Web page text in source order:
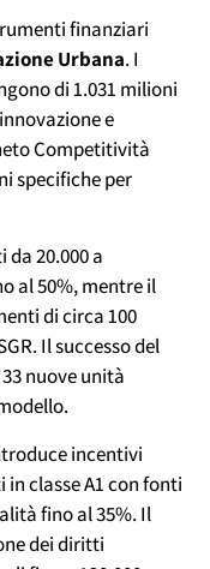
finanziari
Urbana. I
di 1.031 milioni
e
Competitività
specifiche per
20.000 a
al 50%, mentre il
di circa 100
Il successo del
nuove unità
incentivi
classe A1 con fonti
fino al 35%. Il
dei diritti